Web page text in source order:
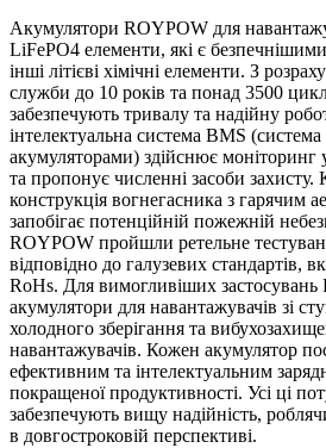
Акумулятори ROYPOW для
LiFePO4 елементи, які є
інші літієві хімічні елементи. З
служби до 10 років та понад 3500
забезпечують тривалу та надійну
інтелектуальна система BMS
акумуляторами) здійснює моніторинг
та пропонує численні засоби захисту.
конструкція вогнегасника з гарячим
запобігає потенційній пожежній
ROYPOW пройшли ретельне
відповідно до галузевих стандартів,
RoHs. Для вимогливіших
акумулятори для навантажувачів зі
холодного зберігання та
навантажувачів. Кожен акумулятор
ефективним та інтелектуальним
покращеної продуктивності. Усі ці
забезпечують вищу надійність,
в довгостроковій перспективі.